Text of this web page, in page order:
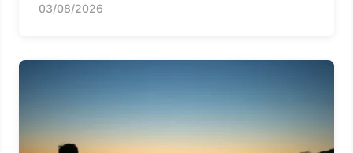
03/08/2026